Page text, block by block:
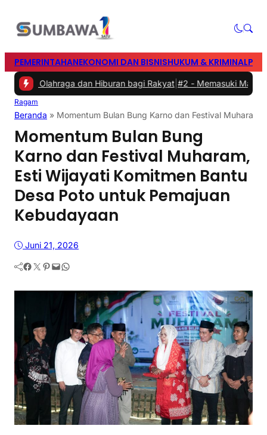
PEMERINTAHANEKONOMI DAN BISNISHUKUM & KRIMINAL
Olahraga dan Hiburan bagi Rakyat| #2 -Memasuki Malam Kedua
Ragam
Beranda » Momentum Bulan Bung Karno dan Festival
Momentum Bulan Bung
Karno dan Festival Muharam,
Esti Wijayati Komitmen Bantu
Desa Poto untuk Pemajuan
Kebudayaan
Juni 21, 2026
Facebook Twitter Pinterest Mail WhatsApp